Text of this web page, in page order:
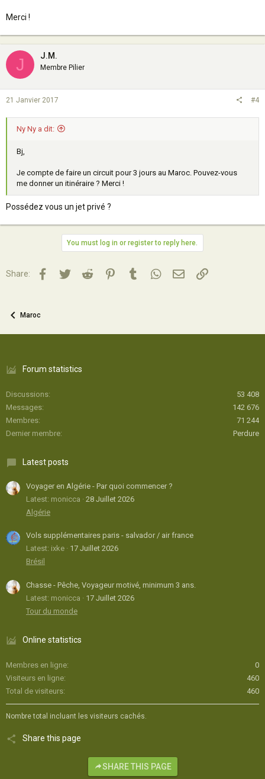
Merci !
J J.M.
Membre Pilier
21 Janvier 2017 #4
Ny Ny a dit:
Bj,
Je compte de faire un circuit pour 3 jours au Maroc. Pouvez-vous
me donner un itinéraire ? Merci !
Possédez vous un jet privé ?
You must log in or register to reply here.
Share: Facebook
TwitterReddit PinterestTumblrWhatsApp
Email Lien
Maroc
Forum statistics
Discussions
53 408
Messages
142 676
Membres
71 244
Dernier membre
Perdure
Latest posts
Voyager en Algérie - Par quoi commencer ?
Latest: monicca
28 Juillet 2026
Algérie
Vols supplémentaires paris - salvador / air france
Latest: ixke
17 Juillet 2026
Brésil
Chasse - Pêche, Voyageur motivé, minimum 3 ans.
Latest: monicca
17 Juillet 2026
Tour du monde
Online statistics
Membres en ligne
0
Visiteurs en ligne
460
Total de visiteurs
460
Nombre total incluant les visiteurs cachés.
Share this page
SHARE THIS PAGE